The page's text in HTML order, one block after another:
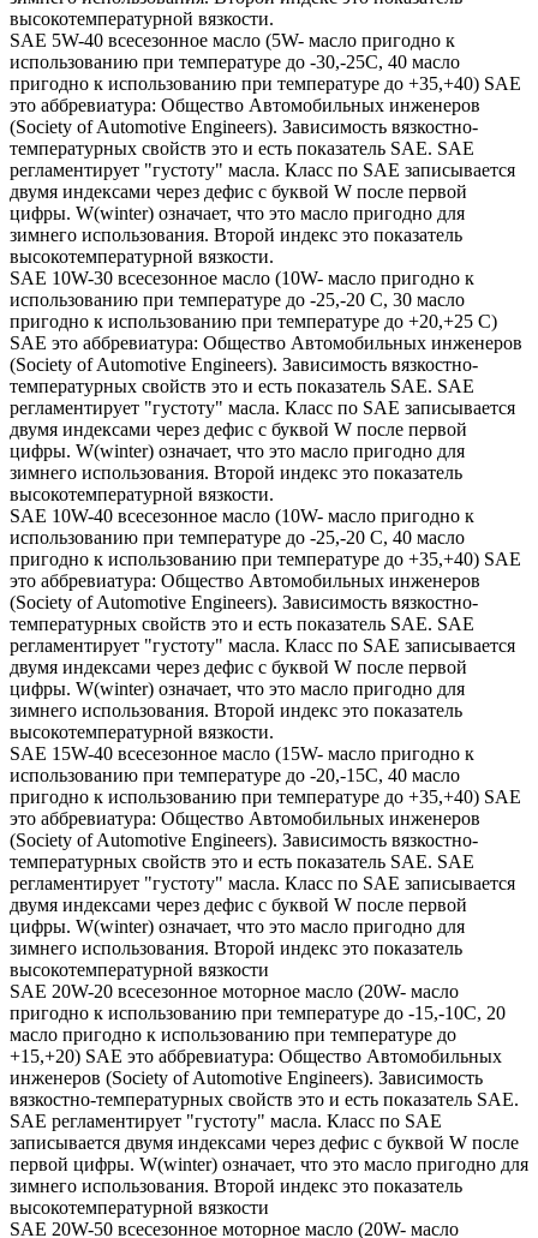
высокотемпературной вязкости.
SAE 5W-40 всесезонное масло (5W- масло пригодно к
использованию при температуре до -30,-25С, 40 масло
пригодно к использованию при температуре до +35,+40) SAE
это аббревиатура: Общество Автомобильных инженеров
(Society of Automotive Engineers). Зависимость вязкостно-
температурных свойств это и есть показатель SAE. SAE
регламентирует "густоту" масла. Класс по SAE записывается
двумя индексами через дефис с буквой W после первой
цифры. W(winter) означает, что это масло пригодно для
зимнего использования. Второй индекс это показатель
высокотемпературной вязкости.
SAE 10W-30 всесезонное масло (10W- масло пригодно к
использованию при температуре до -25,-20 С, 30 масло
пригодно к использованию при температуре до +20,+25 С)
SAE это аббревиатура: Общество Автомобильных инженеров
(Society of Automotive Engineers). Зависимость вязкостно-
температурных свойств это и есть показатель SAE. SAE
регламентирует "густоту" масла. Класс по SAE записывается
двумя индексами через дефис с буквой W после первой
цифры. W(winter) означает, что это масло пригодно для
зимнего использования. Второй индекс это показатель
высокотемпературной вязкости.
SAE 10W-40 всесезонное масло (10W- масло пригодно к
использованию при температуре до -25,-20 С, 40 масло
пригодно к использованию при температуре до +35,+40) SAE
это аббревиатура: Общество Автомобильных инженеров
(Society of Automotive Engineers). Зависимость вязкостно-
температурных свойств это и есть показатель SAE. SAE
регламентирует "густоту" масла. Класс по SAE записывается
двумя индексами через дефис с буквой W после первой
цифры. W(winter) означает, что это масло пригодно для
зимнего использования. Второй индекс это показатель
высокотемпературной вязкости.
SAE 15W-40 всесезонное масло (15W- масло пригодно к
использованию при температуре до -20,-15С, 40 масло
пригодно к использованию при температуре до +35,+40) SAE
это аббревиатура: Общество Автомобильных инженеров
(Society of Automotive Engineers). Зависимость вязкостно-
температурных свойств это и есть показатель SAE. SAE
регламентирует "густоту" масла. Класс по SAE записывается
двумя индексами через дефис с буквой W после первой
цифры. W(winter) означает, что это масло пригодно для
зимнего использования. Второй индекс это показатель
высокотемпературной вязкости
SAE 20W-20 всесезонное моторное масло (20W- масло
пригодно к использованию при температуре до -15,-10С, 20
масло пригодно к использованию при температуре до
+15,+20) SAE это аббревиатура: Общество Автомобильных
инженеров (Society of Automotive Engineers). Зависимость
вязкостно-температурных свойств это и есть показатель SAE.
SAE регламентирует "густоту" масла. Класс по SAE
записывается двумя индексами через дефис с буквой W после
первой цифры. W(winter) означает, что это масло пригодно для
зимнего использования. Второй индекс это показатель
высокотемпературной вязкости
SAE 20W-50 всесезонное моторное масло (20W- масло